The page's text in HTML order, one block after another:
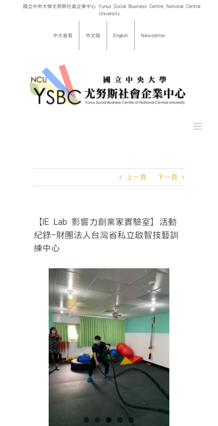
國立中央大學尤努斯社會企業中心 Yunus Social Business Centre, National Central
University
中大首頁 中文版 English Newsletter
上一頁 下一頁
【IE Lab 影響力創業家實驗室】活動
紀錄-財團法人台灣省私立啟智技藝訓
練中心